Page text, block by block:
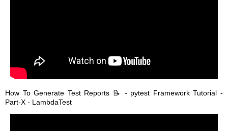
How To Generate Test Reports 📝 - pytest Framework Tutorial -
Part-X - LambdaTest